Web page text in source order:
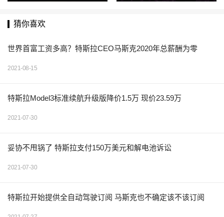
猜你喜欢
世界首富工资多高？特斯拉CEO马斯克2020年总薪酬为零
2021-08-15
特斯拉Model3标准续航升级版降价1.5万 现价23.59万
2021-07-30
妥协不甩锅了 特斯拉支付150万美元和解电池诉讼
2021-07-30
特斯拉开始提供全自动驾驶订阅 马斯克也不确定该不该订阅